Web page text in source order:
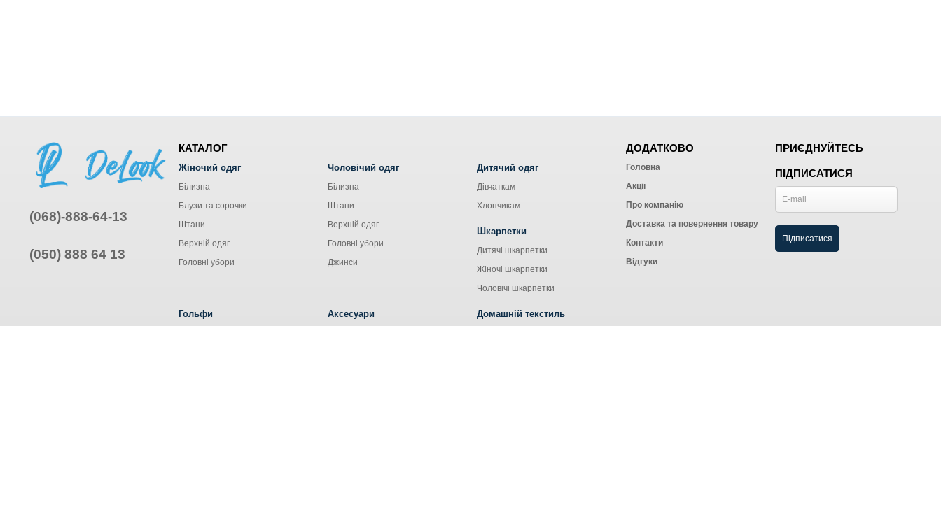
(068)-888-64-13
(050) 888 64 13
КАТАЛОГ
Жіночий одяг
Білизна
Блузи та сорочки
Штани
Верхній одяг
Головні убори
Чоловічий одяг
Білизна
Штани
Верхній одяг
Головні убори
Джинси
Дитячий одяг
Дівчаткам
Хлопчикам
Шкарпетки
Дитячі шкарпетки
Жіночі шкарпетки
Чоловічі шкарпетки
Гольфи Аксесуари Домашній текстиль
ДОДАТКОВО
Головна
Акції
Про компанію
Доставка та повернення товару
Контакти
Відгуки
ПРИЄДНУЙТЕСЬ
ПІДПИСАТИСЯ